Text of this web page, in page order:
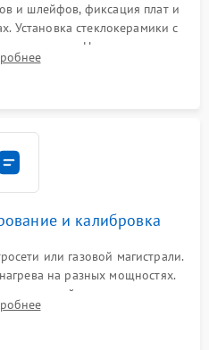
и шлейфов, фиксация плат и
Установка стеклокерамики с
зазоров. Нанесение
укладка уплотнительной
и калибровка
или газовой магистрали.
на разных мощностях.
таймера, индикаторов
защиты от перегрева.